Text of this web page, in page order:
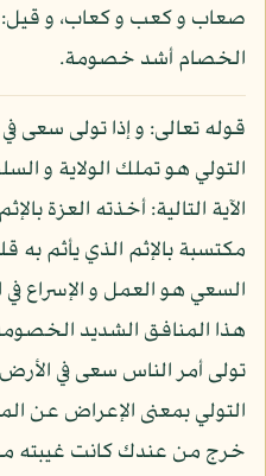
صعاب و كعب و كعاب، و قيل:
الخصام أشد خصومة.
قوله تعالى: و إذا تولى سعى
التولي هو تملك الولاية و
الآية التالية: أخذته العزة
مكتسبة بالإثم الذي يأثم به
السعي هو العمل و الإسراع
هذا المنافق الشديد
تولى أمر الناس سعى في
التولي بمعنى الإعراض عن
خرج من عندك كانت غيبته